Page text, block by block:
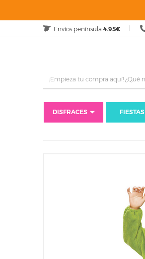
Envíos península 4.95€
DISFRACES FIESTAS